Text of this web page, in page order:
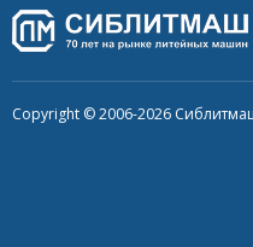
Copyright © 2006-2026